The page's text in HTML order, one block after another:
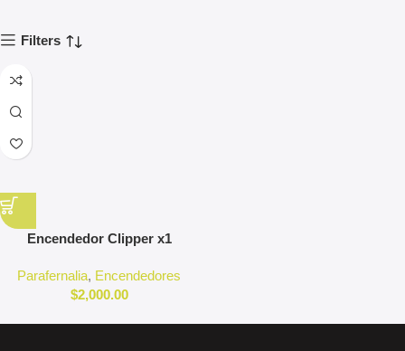
Filters
Encendedor Clipper x1
Parafernalia, Encendedores
$2,000.00